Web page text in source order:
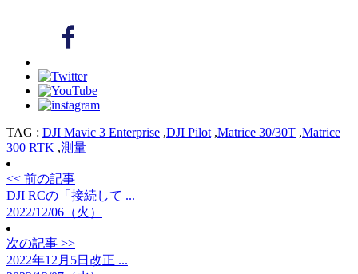
TAG : DJI Mavic 3 Enterprise ,DJI Pilot ,Matrice 30/30T ,Matrice
300 RTK ,測量
<< 前の記事
DJI RCの「接続して ...
2022/12/06（火）
次の記事 >>
2022年12月5日改正 ...